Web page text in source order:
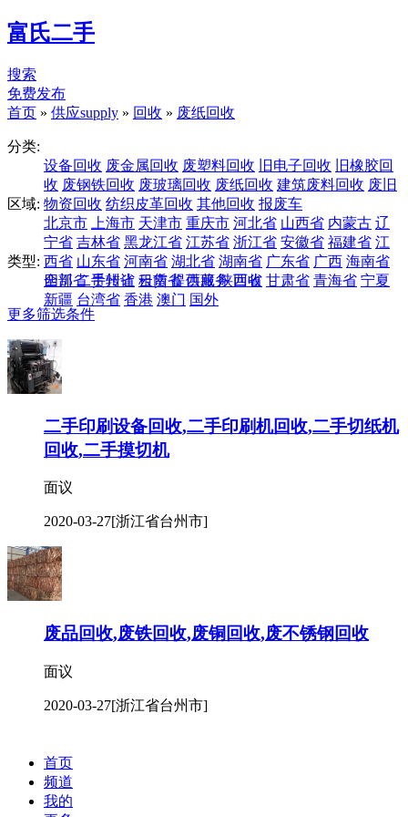
富氏二手
搜索
免费发布
首页 » 供应supply » 回收 » 废纸回收
分类:
设备回收 废金属回收 废塑料回收 旧电子回收
旧橡胶回
收 废钢铁回收 废玻璃回收 废纸回收 建筑废料回收 废旧
物资回收 纺织皮革回收 其他回收 报废车
区域:
北京市
上海市 天津市 重庆市 河北省 山西省 内蒙古 辽
宁省 吉林省 黑龙江省 江苏省 浙江省 安徽省 福建省 江
西省 山东省 河南省 湖北省 湖南省 广东省 广西 海南省
四川省 贵州省 云南省 西藏 陕西省 甘肃省 青海省 宁夏
新疆 台湾省 香港 澳门 国外
类型:
全部 二手转让 租赁 提供服务 回收
更多筛选条件
二手印刷设备回收,二手印刷机回收,二手切纸机
回收,二手摸切机
面议
2020-03-27[浙江省台州市]
废品回收,废铁回收,废铜回收,废不锈钢回收
面议
2020-03-27[浙江省台州市]
首页
频道
我的